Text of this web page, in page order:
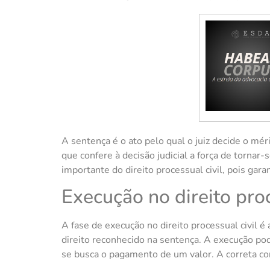
A sentença é o ato pelo qual o juiz decide o
que confere à decisão judicial a força de
importante do direito processual civil, pois
Execução no direito
A fase de execução no direito processual civil
direito reconhecido na sentença. A execução
se busca o pagamento de um valor. A correta